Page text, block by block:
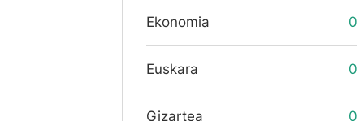
Ekonomia 0
Euskara 0
Gizartea 0